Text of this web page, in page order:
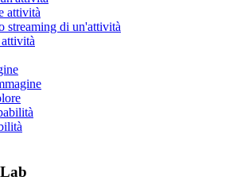
attività
streaming di un'attività